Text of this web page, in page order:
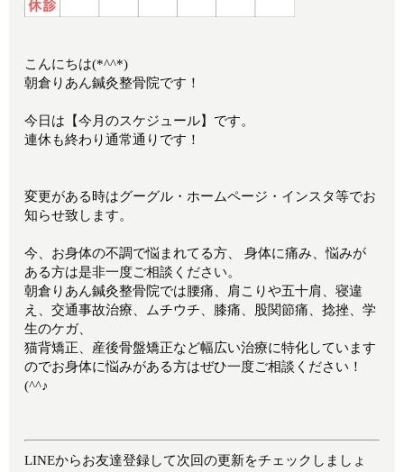
こんにちは(*^^*)
朝倉りあん鍼灸整骨院です！
今日は【今月のスケジュール】です。
連休も終わり通常通りです！
変更がある時はグーグル・ホームページ・インスタ等でお
知らせ致します。
今、お身体の不調で悩まれてる方、 身体に痛み、悩みが
ある方は是非一度ご相談ください。
朝倉りあん鍼灸整骨院では腰痛、肩こりや五十肩、寝違
え、交通事故治療、ムチウチ、膝痛、股関節痛、捻挫、学
生のケガ、
猫背矯正、産後骨盤矯正など幅広い治療に特化しています
のでお身体に悩みがある方はぜひ一度ご相談ください！
(^^♪
LINEからお友達登録して次回の更新をチェックしましょ